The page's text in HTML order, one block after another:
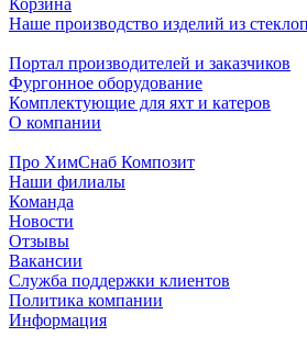
Наше производство изделий из
Портал производителей и заказчиков
Фургонное оборудование
Комплектующие для яхт и катеров
О компании
Про ХимСнаб Композит
Наши филиалы
Команда
Новости
Отзывы
Вакансии
Служба поддержки клиентов
Политика компании
Информация